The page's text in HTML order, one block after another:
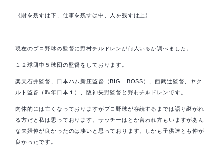
《財を残すは下、仕事を残すは中、人を残すは上》
現在のプロ野球の監督に野村チルドレンが何人いるか調べました。
１２球団中５球団の監督をしております。
楽天石井監督、日本ハム新庄監督（ BIG BOSS ）、西武辻監督、ヤク
ルト監督（昨年日本１）、阪神矢野監督と野村チルドレンです。
肉体的には亡くなっておりますがプロ野球が存続するまでは語り継がれ
る方だと私は思っております。サッチーはとか言われ方もいますがあん
な夫婦仲が良かったのは凄いと思っております。しかも子供達とも仲が
良かったです。